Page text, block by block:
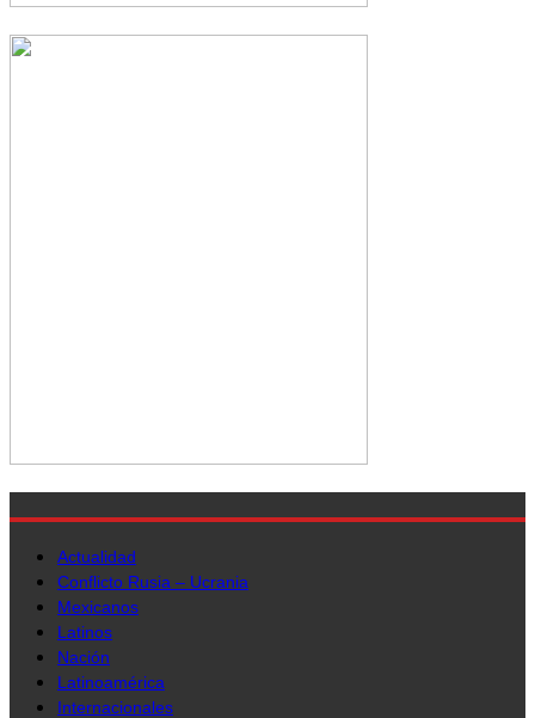
Actualidad
Conflicto Rusia – Ucrania
Mexicanos
Latinos
Nación
Latinoamérica
Internacionales